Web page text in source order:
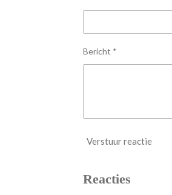
r
Bericht *
Verstuur reactie
Reacties